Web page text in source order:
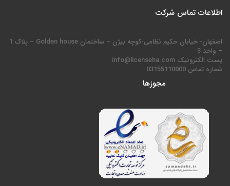
اطلاعات تماس شرکت
اصفهان- خیابان حکیم نظامی-کوچه بیژن – ساختمان Golden house – پلاک 1
– واحد 3
پست الکترونیک info@licenseha.com
شماره تماس 03155110000
مجوزها